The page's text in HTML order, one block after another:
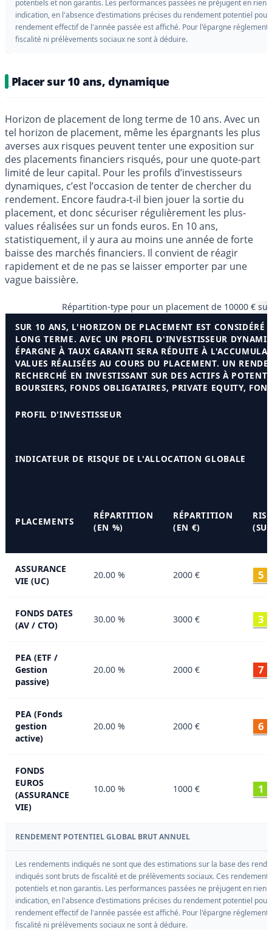
potentiels et non garantis. Les performances passées ne préjugent en rien
indication, en l'absence d'estimations précises du rendement potentiel pour
rendement effectif de l'année passée est affiché. Pour l'épargne
fiscalité ni prélèvements sociaux ne sont à déduire.
Placer sur 10 ans, dynamique
Horizon de placement de long terme de 10 ans. Avec un
tel horizon de placement, même les épargnants les plus
averses aux risques peuvent tenter une exposition sur
des placements financiers risqués, pour une quote-part
limité de leur capital. Pour les profils d’investisseurs
dynamiques, c’est l’occasion de tenter de chercher du
rendement. Encore faudra-t-il bien jouer la sortie du
placement, et donc sécuriser régulièrement les plus-
values réalisées sur un fonds euros. En 10 ans,
statistiquement, il y aura au moins une année de forte
baisse des marchés financiers. Il convient de réagir
rapidement et de ne pas se laisser emporter par une
vague baissière.
Répartition-type pour un placement de 10000 €
SUR 10 ANS, L'HORIZON DE PLACEMENT EST CONSIDÉRÉ
LONG TERME. AVEC UN PROFIL D'INVESTISSEUR
ÉPARGNE À TAUX GARANTI SERA RÉDUITE À
VALUES RÉALISÉES AU COURS DU PLACEMENT. UN
RECHERCHÉ EN INVESTISSANT SUR DES ACTIFS À
BOURSIERS, FONDS OBLIGATAIRES, PRIVATE EQUITY,
PROFIL D'INVESTISSEUR
INDICATEUR DE RISQUE DE L'ALLOCATION GLOBALE
PLACEMENTS
RÉPARTITION
(EN %)
RÉPARTITION
(EN €)
ASSURANCE
VIE (UC)
20.00 % 2000 € 5
FONDS DATES
(AV / CTO)
30.00 % 3000 € 3
PEA (ETF /
Gestion
passive)
20.00 % 2000 € 7
PEA (Fonds
gestion
active)
20.00 % 2000 € 6
FONDS
EUROS
(ASSURANCE
VIE)
10.00 % 1000 € 1
RENDEMENT POTENTIEL GLOBAL BRUT ANNUEL
Les rendements indiqués ne sont que des estimations sur la base des
indiqués sont bruts de fiscalité et de prélèvements sociaux. Ces
potentiels et non garantis. Les performances passées ne préjugent en rien
indication, en l'absence d'estimations précises du rendement potentiel pour
rendement effectif de l'année passée est affiché. Pour l'épargne
fiscalité ni prélèvements sociaux ne sont à déduire.